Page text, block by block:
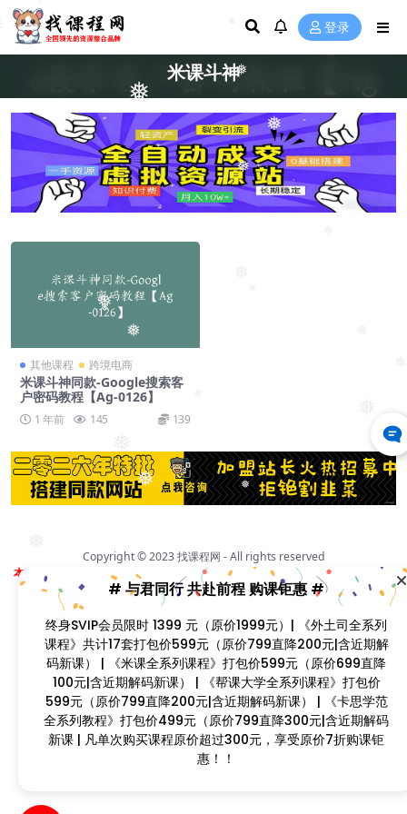
❅
❅
❅
❅
❅
❅
❅
❅
❅
❅
❅
❅
❅
❅
❅
❅
❅
登录
米课斗神
其他课程 跨境电商
米课斗神同款-Google搜索客
户密码教程【Ag-0126】
1 年前 145 139
Copyright © 2023找课程网 - All rights reserved
本站支持课程资源互换，优质课程资源互换请联系微信在线客服：zkcw598 (备
注：课程互换)
闽ICP备2022077749号
# 与君同行 共赴前程 购课钜惠 #
终身SVIP会员限时 1399 元（原价1999元）| 《外土司全系列
课程》共计17套打包价599元（原价799直降200元|含近期解
码新课） | 《米课全系列课程》打包价599元（原价699直降
100元|含近期解码新课） | 《帮课大学全系列课程》打包价
599元（原价799直降200元|含近期解码新课） | 《卡思学范
全系列教程》打包价499元（原价799直降300元|含近期解码
新课 | 凡单次购买课程原价超过300元，享受原价7折购课钜
惠！！